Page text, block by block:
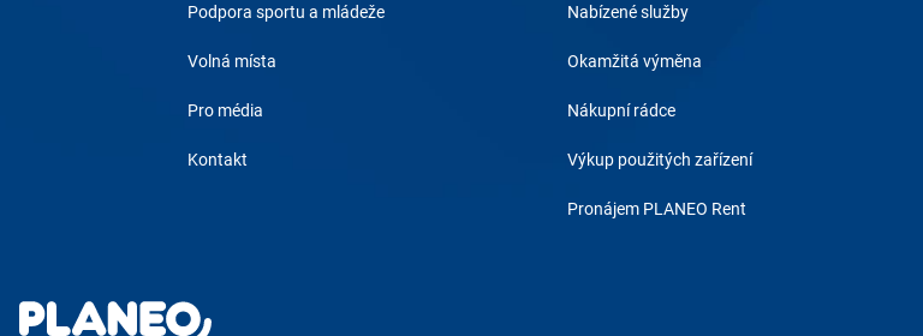
Podpora sportu a mládeže
Volná místa
Pro média
Kontakt
Nabízené služby
Okamžitá výměna
Nákupní rádce
Výkup použitých zařízení
Pronájem PLANEO Rent